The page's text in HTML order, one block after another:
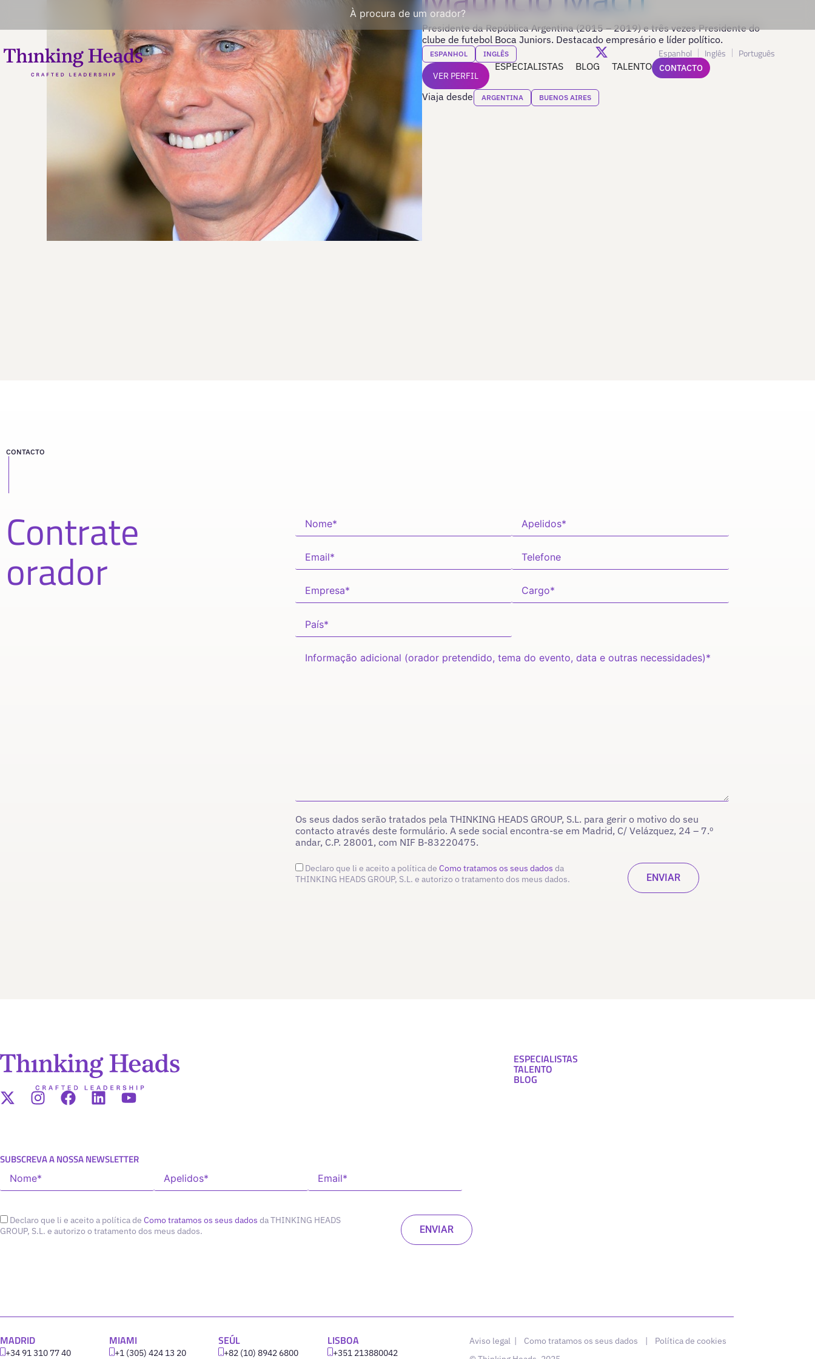
À procura de um orador?
ESPECIALISTAS BLOG TALENTO
Espanhol Inglês Português
CONTACTO
Presidente da República Argentina (2015 – 2019) e três vezes Presidente do
clube de futebol Boca Juniors. Destacado empresário e líder político.
ESPANHOL INGLÊS
VER PERFIL
Viaja desde ARGENTINA BUENOS AIRES
CONTACTO
Contrate
orador
Os seus dados serão tratados pela THINKING HEADS GROUP, S.L. para gerir o motivo do seu
contacto através deste formulário. A sede social encontra-se em Madrid, C/ Velázquez, 24 – 7.º
andar, C.P. 28001, com NIF B-83220475.
Declaro que li e aceito a política de Como tratamos os seus dados da
THINKING HEADS GROUP, S.L. e autorizo o tratamento dos meus dados.
SUBSCREVA A NOSSA NEWSLETTER
Declaro que li e aceito a política de Como tratamos os seus dados da THINKING HEADS
GROUP, S.L. e autorizo o tratamento dos meus dados.
ESPECIALISTAS
TALENTO
BLOG
MADRID
+34 91 310 77 40
MIAMI
+1 (305) 424 13 20
SEÚL
+82 (10) 8942 6800
LISBOA
‪+351 213880042
Aviso legal | Como tratamos os seus dados | Política de cookies